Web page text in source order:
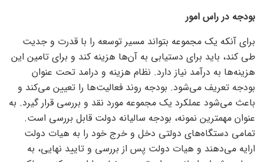
بودجه در راس امور
برای آنکه یک مجموعه بتواند مسیر توسعه را با قدرت و جدیت
طی کند، باید برای دستیابی به آن‌ها هزینه کند و برای تامین این
هزینه‌ها به درآمد نیاز دارد. نظام هزینه و درامد تحت عنوان
بودجه تعریف می‌شود. بودجه روند فعالیت‌ها را تعیین می‌کند و
باعث می‌شود عملکرد یک مجموعه مورد نقد و بررسی قرار گیرد. به
عنوان مهمترین نمونه، بودجه سالیانه دولت قابل بررسی است.
تمامی دستگاه‌های دولتی دخل و خرج خود را به هیات دولت
ارایه می‌دهند و هیات دولت پس از بررسی و تایید نهایی، به